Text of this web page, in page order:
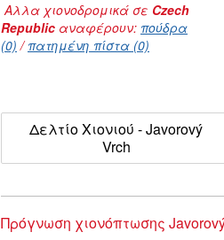
Αλλα χιονοδρομικά σε Czech
Republic αναφέρουν: πούδρα
(0) /πατημένη πίστα (0)
Δελτίο Χιονιού - Javorový
Vrch
Πρόγνωση χιονόπτωσης